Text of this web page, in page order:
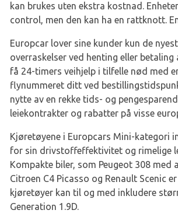
kan brukes uten ekstra kostnad.
control, men den kan ha en rattknott.
Europcar lover sine kunder kun de
overraskelser ved henting eller
få 24-timers veihjelp i tilfelle nød med
flynummeret ditt ved
nytte av en rekke tids- og
leiekontrakter og rabatter på visse
Kjøretøyene i Europcars Mini-kategori
for sin drivstoffeffektivitet og rimelige
Kompakte biler, som Peugeot 308 med
Citroen C4 Picasso og Renault Scenic
kjøretøyer kan til og med inkludere
Generation 1.9D.